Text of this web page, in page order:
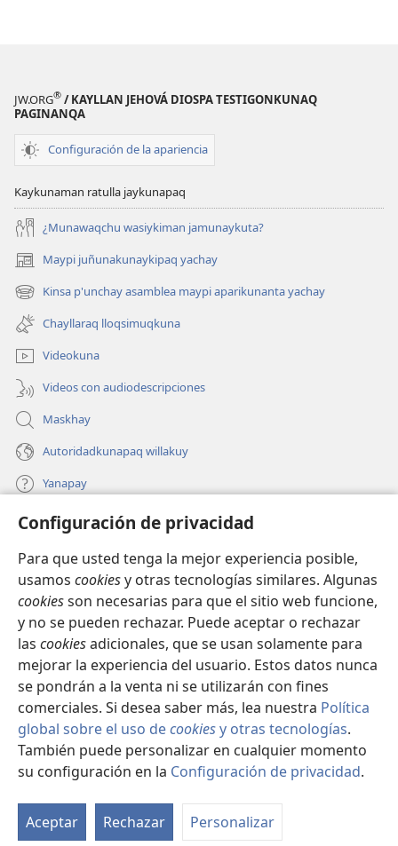
Configuración de privacidad
Para que usted tenga la mejor experiencia posible,
usamos cookiesy otras tecnologías similares. Algunas
cookiesson necesarias para que el sitio web funcione,
y no se pueden rechazar. Puede aceptar o rechazar
las cookiesadicionales, que se usan solamente para
mejorar la experiencia del usuario. Estos datos nunca
se pondrán a la venta ni se utilizarán con fines
comerciales. Si desea saber más, lea nuestra Política
global sobre el uso decookiesy otras tecnologías.
También puede personalizar en cualquier momento
su configuración en la Configuración de privacidad.
Aceptar Rechazar Personalizar
JW.ORG® / KAYLLAN JEHOVÁ DIOSPA TESTIGONKUNAQ
PAGINANQA
Configuración de la apariencia
Kaykunaman ratulla jaykunapaq
¿Munawaqchu wasiykiman jamunaykuta?
Maypi juñunakunaykipaq yachay
(abre
una
nueva
ventana)
Kinsa p'unchay asamblea maypi aparikunanta yachay
(abre
una
nueva
ventana)
Chayllaraq lloqsimuqkuna
Videokuna
Videos con audiodescripciones
Maskhay
Autoridadkunapaq willakuy
Yanapay
Donacionta churanapaq
una
nueva
ventana)
INTERNETPI QELQANCHISKUNA Watchtower™
(abre
una
nueva
ventana)
JW Hub
(abre
una
nueva
ventana)
JW Library ®
Copyright© 2026 Watch Tower Bible and Tract Society of Pennsylvania.
IMATAN RUWAWAQ IMATAN MANA|DATOSKUNATA
WAQAYCHASQAYKUMANTA |CONFIGURACIÓN DE PRIVACIDAD